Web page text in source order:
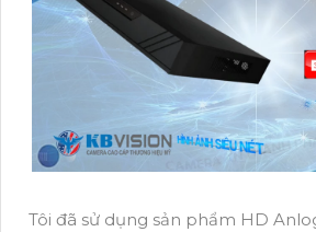
Tôi đã sử dụng sản phẩm HD